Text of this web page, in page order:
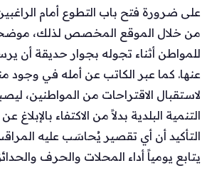
على ضرورة فتح باب التطوع أمام
من خلال الموقع المخصص لذلك،
للمواطن أثناء تجوله بجوار حديقة أن
عنها. كما عبر الكاتب عن أمله في
لاستقبال الاقتراحات من المواطنين،
التنمية البلدية بدلاً من الاكتفاء بالإبلاغ
التأكيد أن أي تقصير يُحاسَب عليه
يتابع يومياً أداء المحلات والحرف